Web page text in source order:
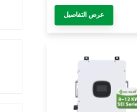
12K-SP
عرض التفاصيل